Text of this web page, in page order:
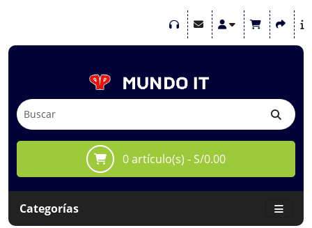
0 artículo(s) - S/0.00
Categorías